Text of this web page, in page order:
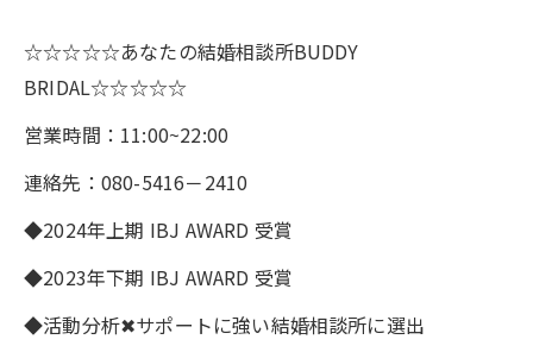
☆☆☆☆☆あなたの結婚相談所BUDDY
BRIDAL☆☆☆☆☆
営業時間：11:00~22:00
連絡先：080-5416－2410
◆2024年上期 IBJ AWARD 受賞
◆2023年下期 IBJ AWARD 受賞
◆活動分析✖サポートに強い結婚相談所に選出